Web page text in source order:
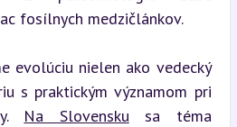
fosílnych medzičlánkov.
evolúciu nielen ako vedecký
s praktickým významom pri
Na Slovensku sa téma